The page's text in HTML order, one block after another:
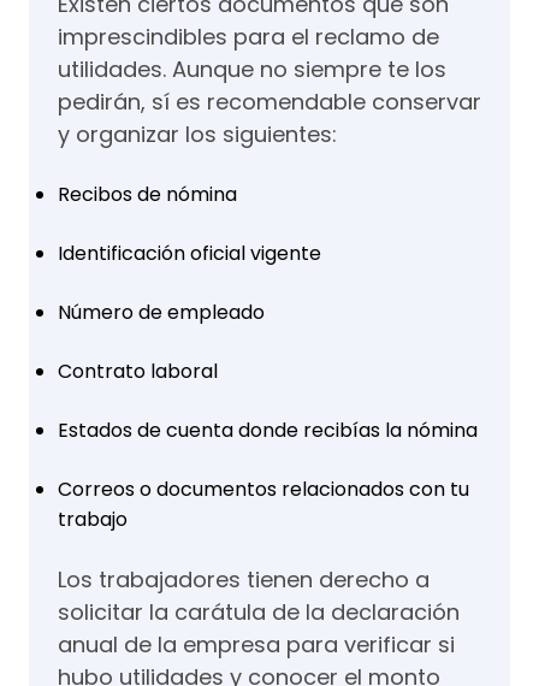
imprescindibles para el reclamo de
utilidades. Aunque no siempre te los
pedirán, sí es recomendable conservar
y organizar los siguientes:
Recibos de nómina
Identificación oficial vigente
Número de empleado
Contrato laboral
Estados de cuenta donde recibías la nómina
Correos o documentos relacionados con tu
trabajo
Los trabajadores tienen derecho a
solicitar la carátula de la declaración
anual de la empresa para verificar si
hubo utilidades y conocer el monto